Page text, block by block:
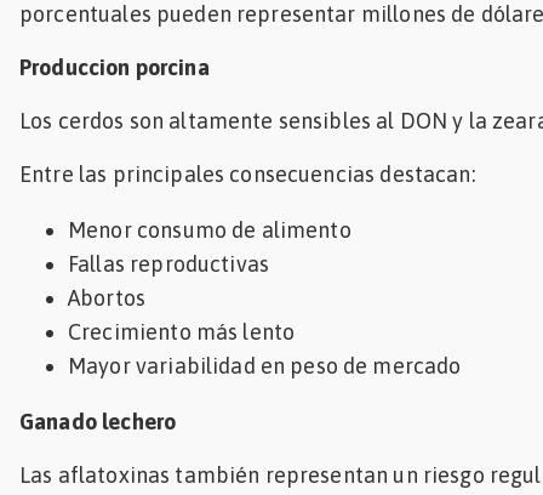
porcentuales pueden representar millones de
Produccion porcina
Los cerdos son altamente sensibles al DON y la
Entre las principales consecuencias destacan:
Menor consumo de alimento
Fallas reproductivas
Abortos
Crecimiento más lento
Mayor variabilidad en peso de mercado
Ganado lechero
Las aflatoxinas también representan un riesgo